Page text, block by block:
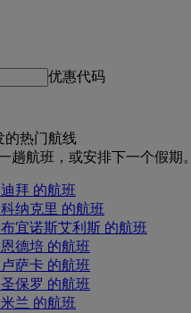
优惠代码
的热门航线
趟航班，或安排下一个假期。
拜 的航班
纳克里 的航班
宜诺斯艾利斯 的航班
德培 的航班
萨卡 的航班
保罗 的航班
兰 的航班